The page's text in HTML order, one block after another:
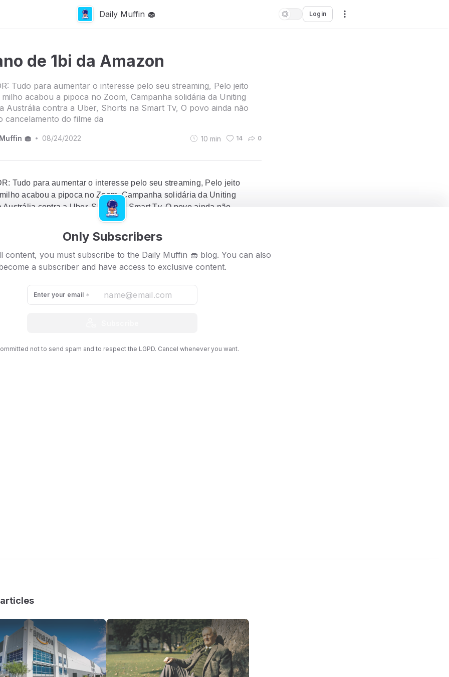
Daily Muffin 🧁 Login
de 1bi da Amazon
Tudo para aumentar o interesse pelo seu streaming, Pelo jeito
acabou a pipoca no Zoom, Campanha solidária da Uniting
Austrália contra a Uber, Shorts na Smart Tv, O povo ainda não
cancelamento do filme da
🧁 • 08/24/2022 10 min 14 0
Tudo para aumentar o interesse pelo seu streaming, Pelo jeito
acabou a pipoca no Zoom, Campanha solidária da Uniting
Austrália contra a Uber, Shorts na Smart Tv, O povo ainda não
cancelamento do filme da Batgirl, Mercado Crypto e Macacos
da Sorte
com o mediano. Traga o seu melhor para o momento. Então,
de falhar ou ser bem-sucedido, pelo menos você sabe que
o que tinha. Precisamos viver o melhor que existe em nós." -
Only Subscribers
content, you must subscribe to the Daily Muffin 🧁 blog. You can also
a subscriber and have access to exclusive content.
Enter your email
not to send spam and to respect the LGPD. Cancel whenever you want.